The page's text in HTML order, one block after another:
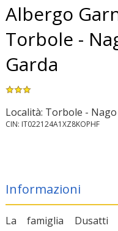
Albergo
Torbole -
Garda
Località: Torbole - Nago
CIN: IT022124A1XZ8KOPHF
Informazioni
La famiglia Dusatti